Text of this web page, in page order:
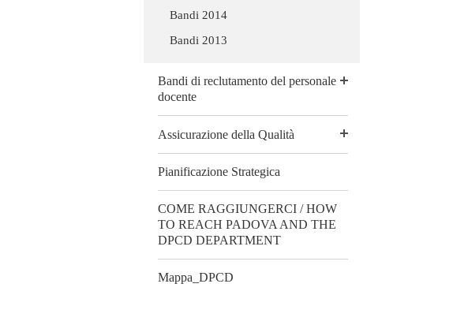
Bandi 2014
Bandi 2013
Bandi di reclutamento del personale
docente
Assicurazione della Qualità
Pianificazione Strategica
COME RAGGIUNGERCI / HOW
TO REACH PADOVA AND THE
DPCD DEPARTMENT
Mappa_DPCD